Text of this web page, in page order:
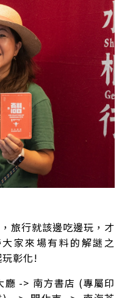
旅行就該邊吃邊玩，才
家來場有料的解謎之
彰化!
廳 -> 南方書店 (專屬印